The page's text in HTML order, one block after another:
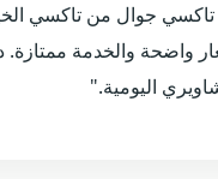
تاكسي جوال من تاكسي
واضحة والخدمة ممتازة.
اليومية."